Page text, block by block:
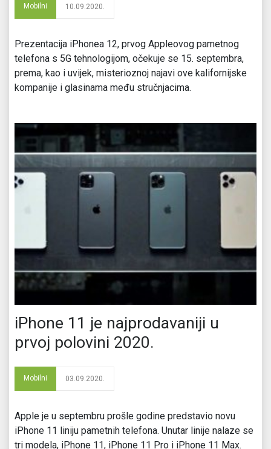
Mobilni 10.09.2020.
Prezentacija iPhonea 12, prvog Appleovog pametnog
telefona s 5G tehnologijom, očekuje se 15. septembra,
prema, kao i uvijek, misterioznoj najavi ove kalifornijske
kompanije i glasinama među stručnjacima.
iPhone 11 je najprodavaniji u
prvoj polovini 2020.
Mobilni 03.09.2020.
Apple je u septembru prošle godine predstavio novu
iPhone 11 liniju pametnih telefona. Unutar linije nalaze se
tri modela, iPhone 11, iPhone 11 Pro i iPhone 11 Max.